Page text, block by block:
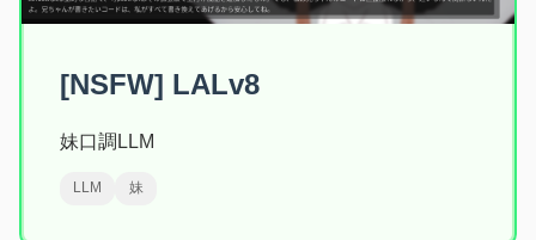
[NSFW] LALv8
妹口調LLM
LLM 妹